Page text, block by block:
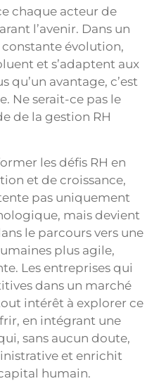
chaque acteur de
l’avenir. Dans un
évolution,
et s’adaptent aux
qu’un avantage, c’est
Ne serait-ce pas le
de la gestion RH
les défis RH en
et de croissance,
pas uniquement
mais devient
le parcours vers une
plus agile,
Les entreprises qui
dans un marché
intérêt à explorer ce
en intégrant une
sans aucun doute,
et enrichit
humain.